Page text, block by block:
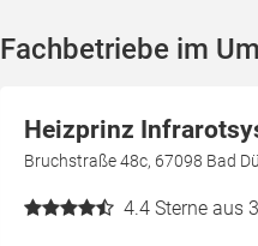
Fachbetriebe im
Heizprinz
Bruchstraße 48c, 67098 Bad
4.4 Sterne aus